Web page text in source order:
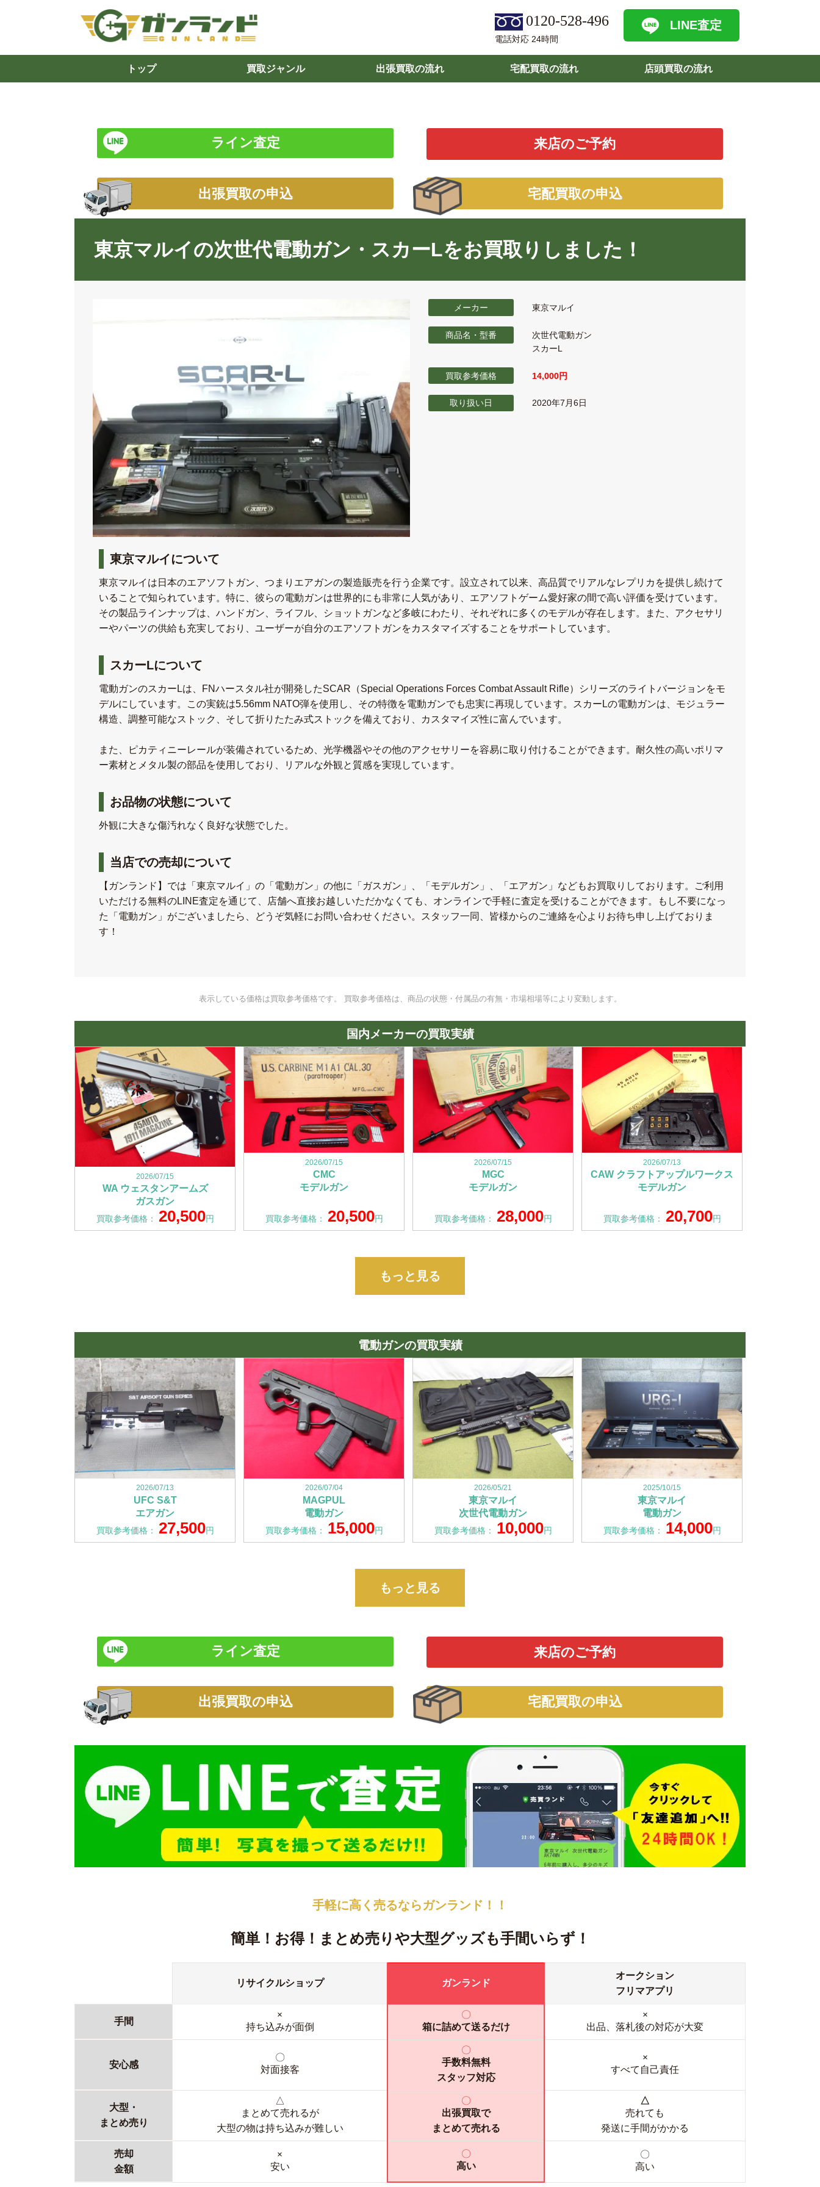
0120-528-496
電話対応 24時間
LINE査定
トップ 買取ジャンル 出張買取の流れ 宅配買取の流れ 店頭買取の流れ
ライン査定 来店のご予約
出張買取の申込 宅配買取の申込
東京マルイの次世代電動ガン・スカーLをお買取りしました！
メーカー 東京マルイ
商品名・型番
次世代電動ガン
スカーL
買取参考価格 14,000円
取り扱い日 2020年7月6日
東京マルイについて
東京マルイは日本のエアソフトガン、つまりエアガンの製造販売を行う企業です。設立されて以来、高品質でリアルなレプリカを提供し続けて
いることで知られています。特に、彼らの電動ガンは世界的にも非常に人気があり、エアソフトゲーム愛好家の間で高い評価を受けています。
その製品ラインナップは、ハンドガン、ライフル、ショットガンなど多岐にわたり、それぞれに多くのモデルが存在します。また、アクセサリ
ーやパーツの供給も充実しており、ユーザーが自分のエアソフトガンをカスタマイズすることをサポートしています。
スカーLについて
電動ガンのスカーLは、FNハースタル社が開発したSCAR（Special Operations Forces Combat Assault Rifle）シリーズのライトバージョンをモ
デルにしています。この実銃は5.56mm NATO弾を使用し、その特徴を電動ガンでも忠実に再現しています。スカーLの電動ガンは、モジュラー
構造、調整可能なストック、そして折りたたみ式ストックを備えており、カスタマイズ性に富んでいます。
また、ピカティニーレールが装備されているため、光学機器やその他のアクセサリーを容易に取り付けることができます。耐久性の高いポリマ
ー素材とメタル製の部品を使用しており、リアルな外観と質感を実現しています。
お品物の状態について
外観に大きな傷汚れなく良好な状態でした。
当店での売却について
【ガンランド】では「東京マルイ」の「電動ガン」の他に「ガスガン」、「モデルガン」、「エアガン」などもお買取りしております。ご利用
いただける無料のLINE査定を通じて、店舗へ直接お越しいただかなくても、オンラインで手軽に査定を受けることができます。もし不要になっ
た「電動ガン」がございましたら、どうぞ気軽にお問い合わせください。スタッフ一同、皆様からのご連絡を心よりお待ち申し上げておりま
す！
表示している価格は買取参考価格です。 買取参考価格は、商品の状態・付属品の有無・市場相場等により変動します。
国内メーカーの買取実績
2026/07/15
WA ウェスタンアームズ
ガスガン
買取参考価格： 20,500円
2026/07/15
CMC
モデルガン
買取参考価格： 20,500円
2026/07/15
MGC
モデルガン
買取参考価格： 28,000円
2026/07/13
CAW クラフトアップルワークス
モデルガン
買取参考価格： 20,700円
もっと見る
電動ガンの買取実績
2026/07/13
UFC S&T
エアガン
買取参考価格： 27,500円
2026/07/04
MAGPUL
電動ガン
買取参考価格： 15,000円
2026/05/21
東京マルイ
次世代電動ガン
買取参考価格： 10,000円
2025/10/15
東京マルイ
電動ガン
買取参考価格： 14,000円
もっと見る
ライン査定 来店のご予約
出張買取の申込 宅配買取の申込
手軽に高く売るならガンランド！！
簡単！お得！ まとめ売りや大型グッズも手間いらず！
リサイクルショップ ガンランド
オークション
フリマアプリ
手間
×
持ち込みが面倒
〇
箱に詰めて送るだけ
×
出品、落札後の対応が大変
安心感
〇
対面接客
〇
手数料無料
スタッフ対応
×
すべて自己責任
大型・
まとめ売り
△
まとめて売れるが
大型の物は持ち込みが難しい
〇
出張買取で
まとめて売れる
△
売れても
発送に手間がかかる
売却
金額
×
安い
〇
高い
〇
高い